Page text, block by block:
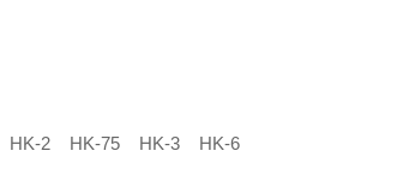
HK-75 HK-3 HK-6